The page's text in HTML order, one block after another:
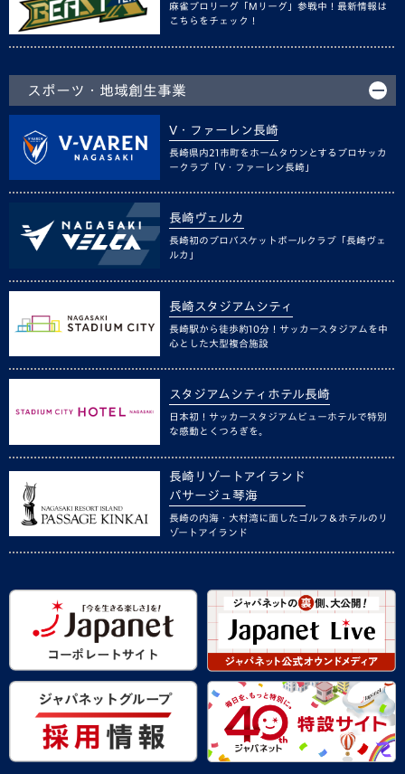
麻雀プロリーグ「Mリーグ」参戦中！最新情報は
こちらをチェック！
スポーツ・地域創生事業
V・ファーレン長崎
長崎県内21市町をホームタウンとするプロサッカ
ークラブ「V・ファーレン長崎」
長崎ヴェルカ
長崎初のプロバスケットボールクラブ「長崎ヴェ
ルカ」
長崎スタジアムシティ
長崎駅から徒歩約10分！サッカースタジアムを中
心とした大型複合施設
スタジアムシティホテル長崎
日本初！サッカースタジアムビューホテルで特別
な感動とくつろぎを。
長崎リゾートアイランド
パサージュ琴海
長崎の内海・大村湾に面したゴルフ＆ホテルのリ
ゾートアイランド